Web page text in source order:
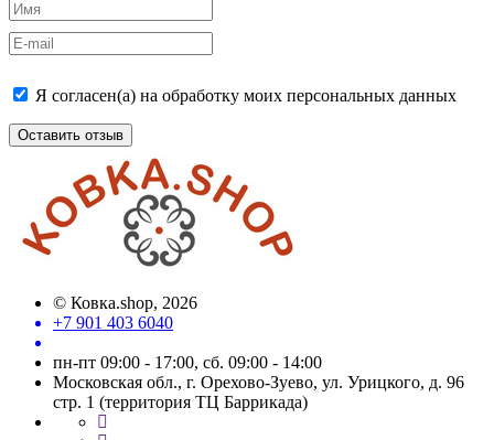
Я согласен(а) на обработку моих персональных данных
Оставить отзыв
© Ковка.shop, 2026
+7 901 403 6040
пн-пт 09:00 - 17:00, сб. 09:00 - 14:00
Московская обл., г. Орехово-Зуево, ул. Урицкого, д. 96
стр. 1 (территория ТЦ Баррикада)